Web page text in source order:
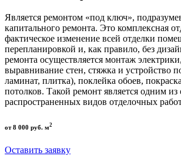
Является ремонтом «под ключ»,
капитального ремонта. Это комплексная
фактическое изменение всей отделки
перепланировкой и, как правило, без
ремонта осуществляется монтаж
выравнивание стен, стяжка и устройство
ламинат, плитка), поклейка обоев,
потолков. Такой ремонт является одним
распространенных видов отделочных
от 8 000 руб. м2
Оставить заявку